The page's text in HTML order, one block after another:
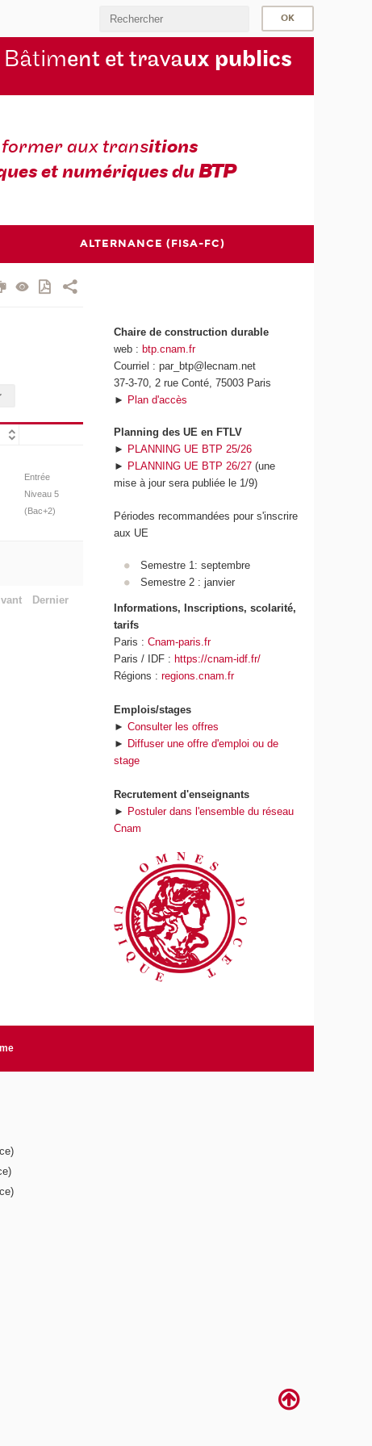
Bâtiment et travaux publics
former aux transitions
et numériques duBTP
ALTERNANCE (FISA-FC)
Entrée
Niveau 5
(Bac+2)
Dernier
Chaire de construction durable
web :btp.cnam.fr
Courriel : par_btp@lecnam.net
37-3-70, 2 rue Conté, 75003 Paris
► Plan d'accès
Planning des UE en FTLV
► PLANNING UE BTP 25/26
► PLANNING UE BTP 26/27 (une
mise à jour sera publiée le 1/9)
Périodes recommandées pour s'inscrire
aux UE
Semestre 1: septembre
Semestre 2 : janvier
Informations, Inscriptions, scolarité,
tarifs
Paris :Cnam-paris.fr
Paris / IDF :https://cnam-idf.fr/
Régions :regions.cnam.fr
Emplois/stages
►Consulter les offres
► Diffuser une offre d'emploi ou de
stage
Recrutement d'enseignants
► Postuler dans l'ensemble du réseau
Cnam